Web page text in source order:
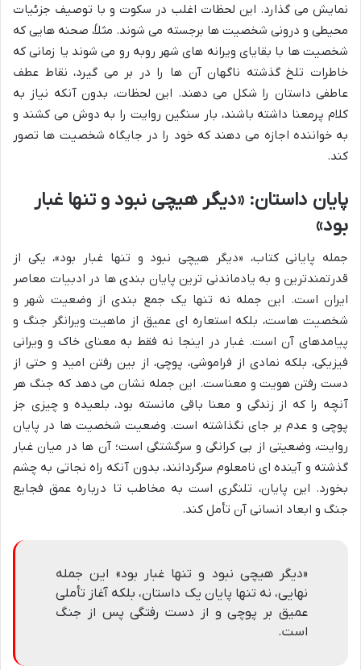
نمایش می گذارد. این لحظات اغلب در سکوت و با توصیف جزئیات
محیطی و درونی شخصیت ها برجسته می شوند. مثلاً، صحنه هایی که
شخصیت ها با بقایای ویرانه های شهر روبه رو می شوند یا زمانی که
خاطرات تلخ گذشته ناگهان آن ها را در بر می گیرد، نقاط عطف
عاطفی داستان را شکل می دهند. این لحظات، بدون آنکه نیاز به
کلام پرمعنا داشته باشند، بار سنگین روایت را به دوش می کشند و
به خواننده اجازه می دهند که خود را در جایگاه شخصیت ها تصور
کند.
پایان داستان: «دیگر هیچی نبود و تنها غبار
بود»
جمله پایانی کتاب، «دیگر هیچی نبود و تنها غبار بود»، یکی از
قدرتمندترین و به یادماندنی ترین پایان بندی ها در ادبیات معاصر
ایران است. این جمله نه تنها یک جمع بندی از وضعیت شهر و
شخصیت هاست، بلکه استعاره ای عمیق از ماهیت ویرانگر جنگ و
پیامدهای آن است. غبار در اینجا نه فقط به معنای خاک و ویرانی
فیزیکی، بلکه نمادی از فراموشی، پوچی، از بین رفتن امید و حتی از
دست رفتن هویت و معناست. این جمله نشان می دهد که جنگ هر
آنچه را که از زندگی و معنا باقی مانسته بود، بلعیده و چیزی جز
پوچی و عدم بر جای نگذاشته است. وضعیت شخصیت ها در پایان
روایت، وضعیتی از بی کرانگی و سرگشتگی است؛ آن ها در میان غبار
گذشته و آینده ای نامعلوم سرگردانند، بدون آنکه راه نجاتی به چشم
بخورد. این پایان، تلنگری است به مخاطب تا درباره عمق فجایع
جنگ و ابعاد انسانی آن تأمل کند.
«دیگر هیچی نبود و تنها غبار بود» این جمله
نهایی، نه تنها پایان یک داستان، بلکه آغاز تأملی
عمیق بر پوچی و از دست رفتگی پس از جنگ
است.